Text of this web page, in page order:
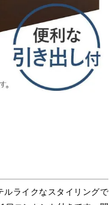
ルライクなスタイリングで